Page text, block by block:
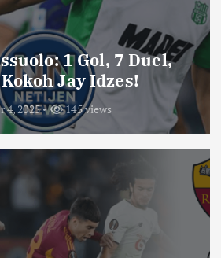
1 Gol, 7 Duel,
Jay Idzes!
4, 2025 145 views